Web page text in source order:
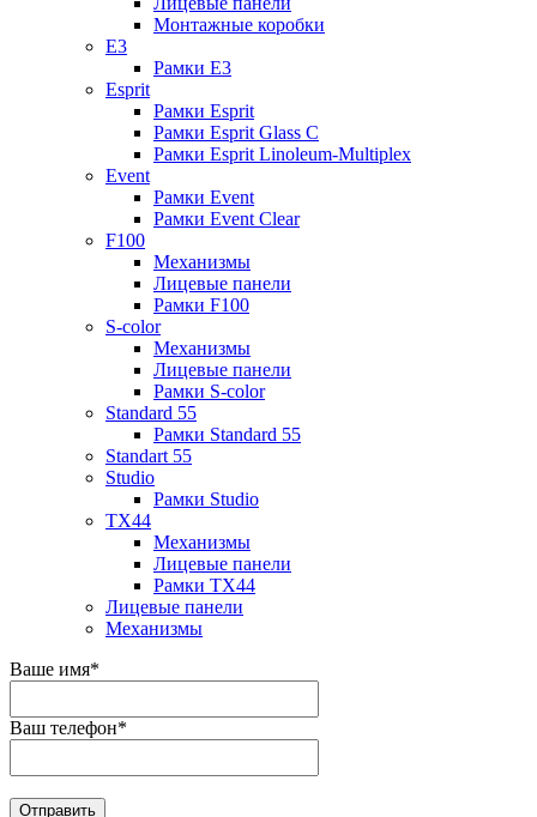
Монтажные коробки
E3
Рамки E3
Esprit
Рамки Esprit
Рамки Esprit Glass C
Рамки Esprit Linoleum-Multiplex
Event
Рамки Event
Рамки Event Clear
F100
Механизмы
Лицевые панели
Рамки F100
S-color
Механизмы
Лицевые панели
Рамки S-color
Standard 55
Рамки Standard 55
Standart 55
Studio
Рамки Studio
TX44
Механизмы
Лицевые панели
Рамки TX44
Лицевые панели
Механизмы
Ваше имя*
Ваш телефон*